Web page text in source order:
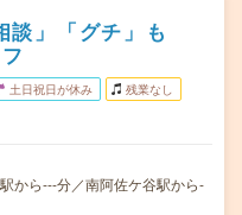
談」「グチ」も
土日祝日が休み 残業なし
から---分／南阿佐ケ谷駅から-